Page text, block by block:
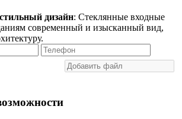
дизайн: Стеклянные входные
современный и изысканный вид,